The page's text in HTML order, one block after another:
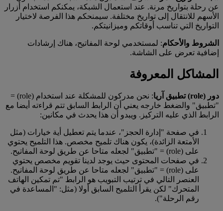
عن رحلة بتواريخ مرنة. عند استعمال الشبكة، يمكنكم استخدام أزرار
الأسهم للانتقال إلى تواريخ مختلفة. سيمنحكم هذا الفرصة لاختيار
التواريخ التي تناسب أوقاتكم وميزانيتكم.
الشروط والأحكام: لمستخدمي لوحة المفاتيح، هناك إرشادات
إضافية تعرض على الشاشة.
المشاكل المعروفة
دور (role) تطبيق آريا
: نحن مدركون للمشكلة عند استخدام (role) =
"تطبيق" والضغط خارجه يعني أن الرابط السابق تتم قراءته أيضا مع
الرابط الذي عليه التركيز. ويبدو أن هذا يحدث في مكانين:
في صفحة "إدارة الحجز"، عندما يتم تعطيل أية خيارات (مثل
الأمتعة الزائدة)، يكون هناك تلميح مخصص. هذا التلميح يحتوي
على (role) = "تطبيق" لجعله متاحا عن طريق لوحة المفاتيح.
في صفحات المحتوى حيث يوجد لدينا تقويم مخصص يحتوي
على (role) = "تطبيق" لجعله متاحا عن طريق لوحة المفاتيح.
العنصر التالي في ترتيب التبويب هو الرابط "تم تمكين الهاتف
المتحرك" لكن يقرأ التلميح السابق أولا (مثل: "المساعدة في
رقم الرحلة").